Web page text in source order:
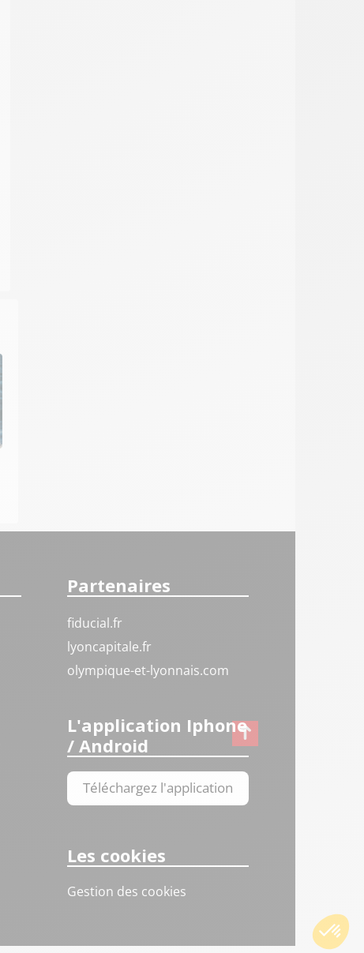
Partenaires
fiducial.fr
lyoncapitale.fr
olympique-et-lyonnais.com
L'application Iphone
/ Android
Téléchargez l'application
Les cookies
Gestion des cookies